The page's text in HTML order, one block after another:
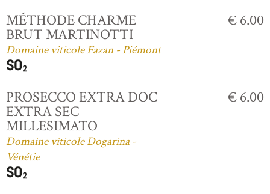
MÉTHODE CHARME
BRUT MARTINOTTI
Domaine viticole Fazan - Piémont
€ 6.00
PROSECCO EXTRA DOC
EXTRA SEC
MILLESIMATO
Domaine viticole Dogarina -
Vénétie
€ 6.00